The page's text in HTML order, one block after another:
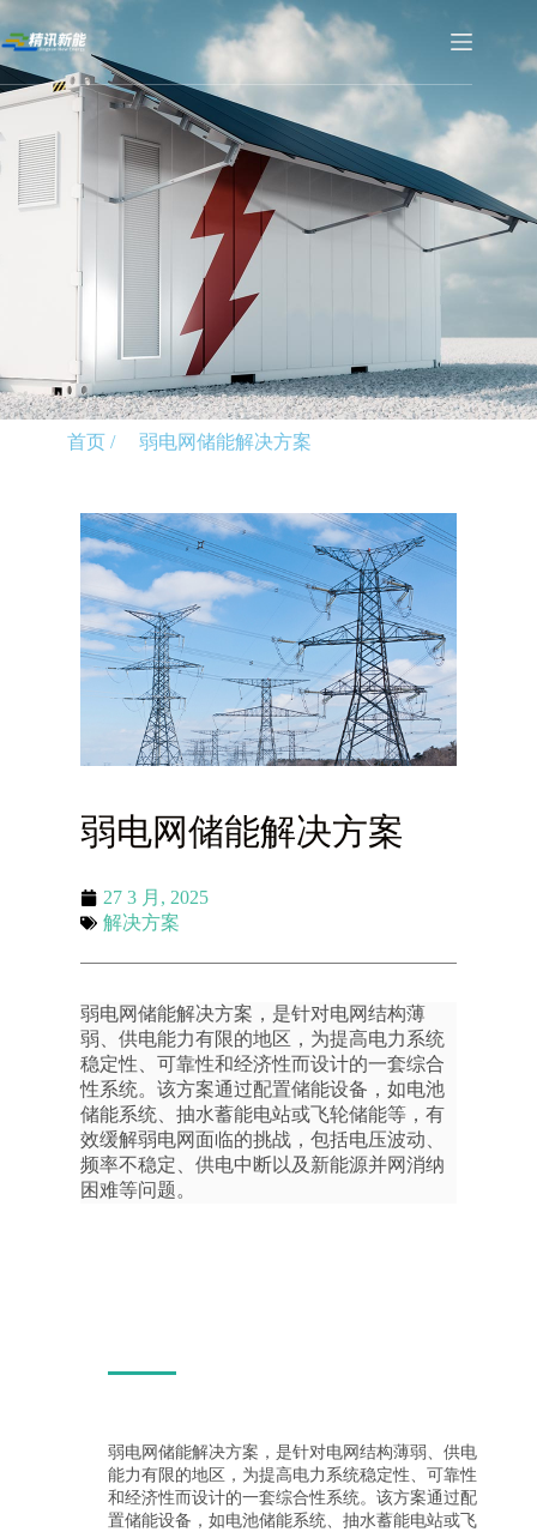
首页 / 弱电网储能解决方案
弱电网储能解决方案
27 3 月, 2025
解决方案
弱电网储能解决方案，是针对电网结构薄
弱、供电能力有限的地区，为提高电力系统
稳定性、可靠性和经济性而设计的一套综合
性系统。该方案通过配置储能设备，如电池
储能系统、抽水蓄能电站或飞轮储能等，有
效缓解弱电网面临的挑战，包括电压波动、
频率不稳定、供电中断以及新能源并网消纳
困难等问题。
弱电网储能解决方案，是针对电网结构薄弱、供电
能力有限的地区，为提高电力系统稳定性、可靠性
和经济性而设计的一套综合性系统。该方案通过配
置储能设备，如电池储能系统、抽水蓄能电站或飞